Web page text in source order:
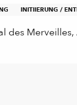
INITIIERUNG /
des